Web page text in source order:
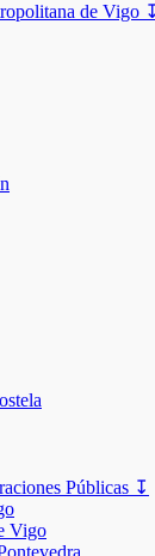
de Vigo ↧
Públicas ↧
Vigo